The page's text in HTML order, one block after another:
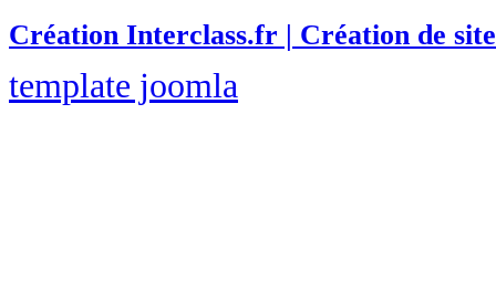
Création Interclass.fr | Création de
template joomla